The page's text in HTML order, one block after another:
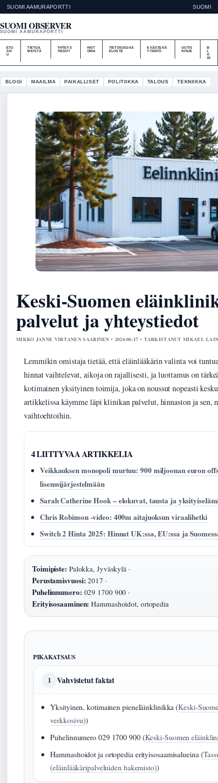
SUOMI AAMURAPORTTI SUOMI
SUOMI OBSERVER
SUOMI AAMURAPORTTI
ETU
SIV
U
TIETOA
MEISTÄ
YHTEYS
TIEDOT
HIST
ORIA
TIETOSUOJAS
ELOSTE
EVÄSTEKÄ
YTÄNTÖ
UUTIS
KIRJE
B
O
GI
BLOGI MAAILMA PAIKALLISET POLITIIKKA TALOUS TEKNIIKKA
Keski-Suomen
palvelut ja yhteystiedot
MIKKO JANNE VIRTANEN SAARINEN • 2026-06-17 • TARKISTANUT MIKAEL
Lemmikin omistaja tietää, että eläinlääkärin valinta voi
hinnat vaihtelevat, aikoja on rajallisesti, ja luottamus on
kotimainen yksityinen toimija, joka on noussut nopeasti
artikkelissa käymme läpi klinikan palvelut, hinnaston ja sen,
vaihtoehtoihin.
4 LIITTYVAA ARTIKKELIA
Veikkauksen monopoli murtuu: 900 miljoonan euron
lisenssijärjestelmään
Sarah Catherine Hook – elokuvat, tausta ja
Chris Robinson -video: 400m aitajuoksun viraalihetki
Switch 2 Hinta 2025: Hinnat UK:ssa, EU:ssa ja
Toimipiste: Palokka, Jyväskylä ·
Perustamisvuosi: 2017 ·
Puhelinnumero: 029 1700 900 ·
Erityisosaaminen: Hammashoidot, ortopedia
PIKAKATSAUS
1 Vahvistetut faktat
Yksityinen, kotimainen pieneläinklinikka (Keski-
verkkosivu))
Puhelinnumero 029 1700 900 (Keski-Suomen
Hammashoidot ja ortopedia erityisosaamisalueina (
(eläinlääkäripalveluiden hakemisto))